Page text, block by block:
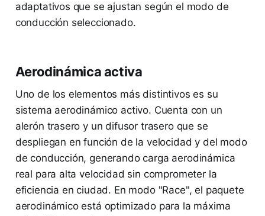
adaptativos que se ajustan según el modo de
conducción seleccionado.
Aerodinámica activa
Uno de los elementos más distintivos es su
sistema aerodinámico activo. Cuenta con un
alerón trasero y un difusor trasero que se
despliegan en función de la velocidad y del modo
de conducción, generando carga aerodinámica
real para alta velocidad sin comprometer la
eficiencia en ciudad. En modo "Race", el paquete
aerodinámico está optimizado para la máxima